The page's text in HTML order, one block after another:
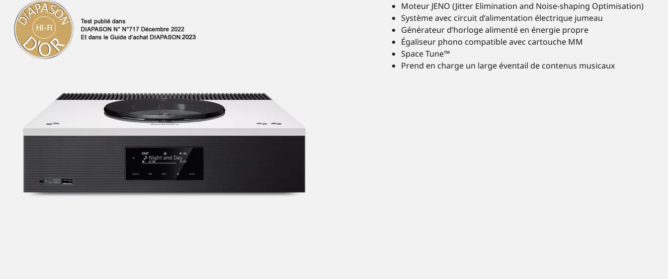
Moteur JENO (Jitter Elimination and Noise-shaping Optimisation)
Système avec circuit d’alimentation électrique jumeau
Générateur d’horloge alimenté en énergie propre
Égaliseur phono compatible avec cartouche MM
Space Tune™
Prend en charge un large éventail de contenus musicaux